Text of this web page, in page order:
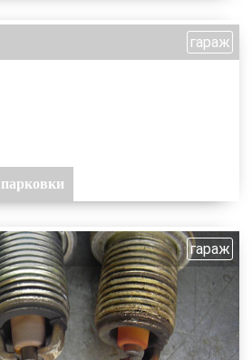
гараж
гараж